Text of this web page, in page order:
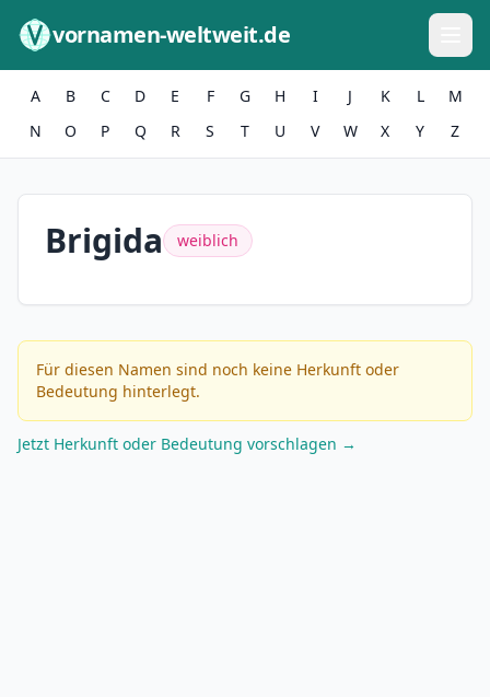
vornamen-weltweit.de
A B C D E F G H I J K L
M
N
O P Q R S T U V W X Y Z
Brigida weiblich
Für diesen Namen sind noch keine Herkunft oder
Bedeutung hinterlegt.
Jetzt Herkunft oder Bedeutung vorschlagen →